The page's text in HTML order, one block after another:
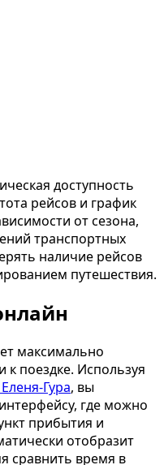
доступность
рейсов и график
от сезона,
транспортных
наличие рейсов
путешествия.
максимально
к поездке. Используя
Гура, вы
где можно
прибытия и
отобразит
сравнить время в